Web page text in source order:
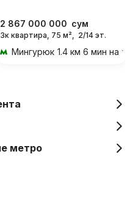
2 867 000 000 сум
3к квартира, 75 м², 2/14 эт.
Мингурюк 1.4 км 6 мин на
метро